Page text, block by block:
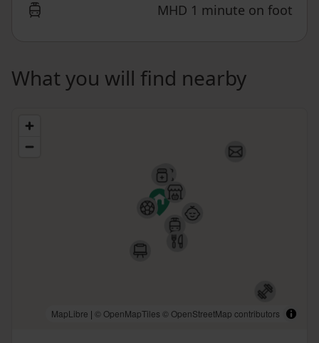
MHD 1 minute on foot
What you will find nearby
MapLibre | © OpenMapTiles © OpenStreetMap contributors